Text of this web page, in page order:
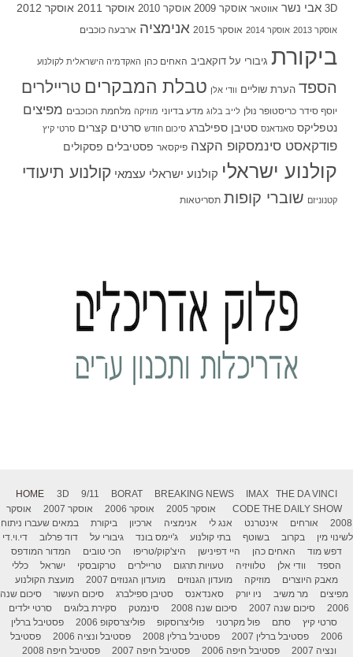
3D אבי נשר אווטאר אוסקר 2009 אוסקר 2010 אוסקר 2011 אוסקר 2012
אוסקר 2013 אוסקר 2014 אוסקר 2015 אנימציה ארבעה כוכבים
ביקורת גיבורי על דוקאביב האחים כהן האקדמיה הישראלית לקולנוע
הספד הערת שוליים וודי אלן טבלת המבקרים טריילרים
יוסף סידר כריסטופר נולן לייב בלוג מדע בדיוני מוזיקה מלחמת הכוכבים מפיצים
נטפליקס סאנדאנס סטיבן ספילברג סיכום חודש סרטים קצרים סרטי קיץ
פודקאסט סינמסקופ הקצה פיקסאר פסטיבלים פסקולים
קולנוע ישראלי קולנוע ישראלי עצמאי קולנוע תיעודי
קטנוניזם שוברי קופות תסריטאות
HOME 3D 9/11 BORAT BREAKING NEWS IMAX
THE DA VINCI
CODE THE DAILY SHOW אוסקר 2005 אוסקר 2006 אוסקר 2007
אוסקר
2008
אורחים אינטרנט אנג לי אנימציה ארכיון ביקורת
במאים שעברו ניתוח
לשינוי מין
בקרוב בשוטף בתי קולנוע ג'יימס בונד גיבורי על דוד פרלוב
די.וי.די
דפש מוד
האחים כהן היי דפינישן היצ'קוק/טריפו הכי טובים
המדור המודפס
הספד
וודי אלן טלוויזיה טעויות תרגום טריילרים טרקובסקי ישראל
כללי
מאבק היוצרים
מוזיקה מועדון הגנוזים מועדון הגנוזים 2007
מועצת הקולנוע
מפיצים
מר משיב ניו יורק סאנדאנס סטיבן ספילברג סיכום העשור
סיכום שנה
2006
סיכום שנה 2007 סיכום שנה 2008 סינמטק סקירת בלוגים
סרטי ילדים
סרטי קיץ
סתם פול מקרטני פוליצרוסקופ פוליצרסקופ 2006
פסטיבל ברלין
2006
פסטיבל ברלין 2007 פסטיבל ברלין 2008 פסטיבל ונציה 2006
פסטיבל
ונציה 2007
פסטיבל חיפה 2006 פסטיבל חיפה 2007 פסטיבל חיפה 2008